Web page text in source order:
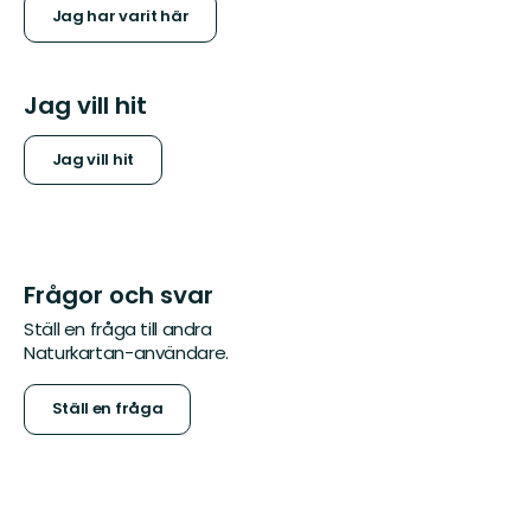
Jag har varit här
Jag vill hit
Jag vill hit
Frågor och svar
Ställ en fråga till andra
Naturkartan-användare.
Ställ en fråga